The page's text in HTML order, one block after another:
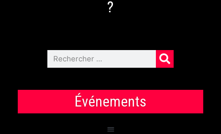
?
Événements